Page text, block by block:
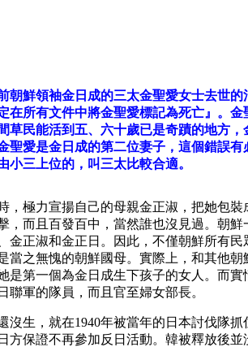
朝鮮領袖金日成的三太金聖愛女士去世的
在所有文件中將金聖愛標記為死亡』。金
草民能活到五、六十歲已是奇蹟的地方，
聖愛是金日成的第二位妻子，這個錯誤有
三上位的，叫三太比較合適。
極力宣揚自己的母親金正淑，把她包裝
，而且百發百中，當然誰也沒見過。朝鮮
金正淑和金正日。因此，不僅朝鮮所有民
當之無愧的朝鮮國母。實際上，和其他朝
是第一個為金日成生下孩子的女人。而實
軍的隊員，而且官至婦女部長。
生，就在1940年被當年的日本討伐隊抓
方保證不再參加反日活動。韓被釋放後並